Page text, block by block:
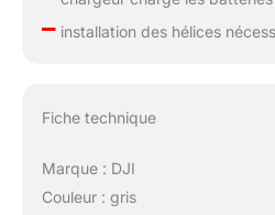
–installation des hélices
Fiche technique
Marque : DJI
Couleur : gris